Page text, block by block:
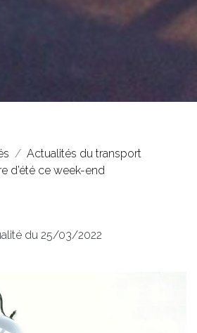
Actualités du transport
d’été ce week-end
du 25/03/2022